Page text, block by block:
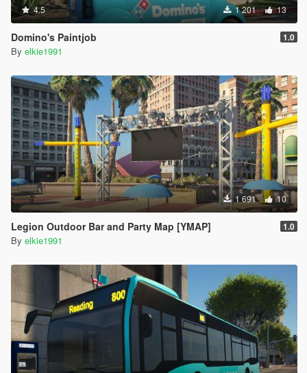
4.5 1 201 13
Domino's Paintjob 1.0
By elkie1991
1 691 10
Legion Outdoor Bar and Party Map [YMAP] 1.0
By elkie1991